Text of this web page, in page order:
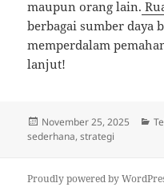
maupun orang lain.
berbagai sumber daya
memperdalam
lanjut!
Posted
on
November 25, 2025
sederhana,strategi
Proudly powered by